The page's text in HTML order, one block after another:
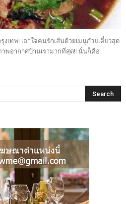
เทพ! เอาใจคนรักเส้นด้วยเมนูก๋วยเตี๋ยวสุด
พอากาศบ้านเรามากที่สุด!! นั่นก็คือ